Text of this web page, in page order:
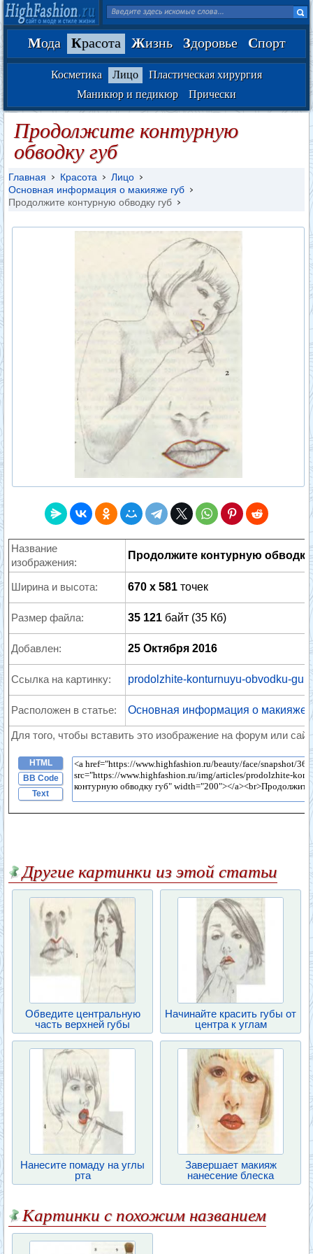
Мода Красота Жизнь Здоровье Спорт
Косметика Лицо
Пластическая хирургия
Маникюр и педикюр
Прически
Продолжите контурную
обводку губ
Главная Красота
Лицо
Основная информация о макияже губ
Продолжите контурную обводку губ
Название
изображения:
Продолжите контурную обводку
Ширина и высота: 670 x 581 точек
Размер файла: 35 121 байт (35 Кб)
Добавлен: 25 Октября 2016
Ссылка на картинку: prodolzhite-konturnuyu-obvodku-
Расположен в статье: Основная информация о макияже
Для того, чтобы вставить это изображение на форум или
HTML
BB Code
Text
Другие картинки из этой статьи
Обведите центральную
часть верхней губы
Начинайте красить губы от
центра к углам
Нанесите помаду на углы
рта
Завершает макияж
нанесение блеска
Картинки с похожим названием